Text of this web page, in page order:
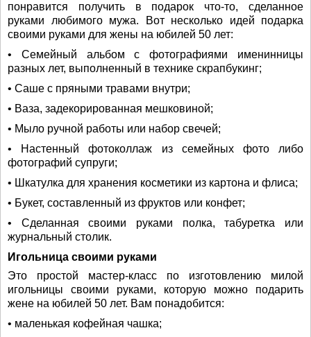
понравится получить в подарок что-то, сделанное
руками любимого мужа. Вот несколько идей подарка
своими руками для жены на юбилей 50 лет:
• Семейный альбом с фотографиями именинницы
разных лет, выполненный в технике скрапбукинг;
• Саше с пряными травами внутри;
• Ваза, задекорированная мешковиной;
• Мыло ручной работы или набор свечей;
• Настенный фотоколлаж из семейных фото либо
фотографий супруги;
• Шкатулка для хранения косметики из картона и флиса;
• Букет, составленный из фруктов или конфет;
• Сделанная своими руками полка, табуретка или
журнальный столик.
Игольница своими руками
Это простой мастер-класс по изготовлению милой
игольницы своими руками, которую можно подарить
жене на юбилей 50 лет. Вам понадобится:
• маленькая кофейная чашка;